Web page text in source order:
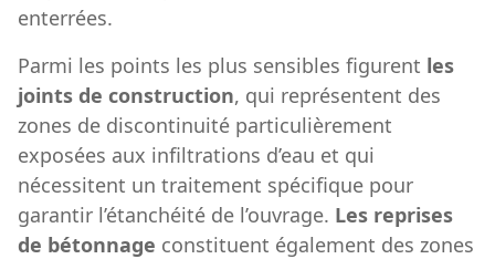
enterrées.
Parmi les points les plus sensibles figurent les
joints de construction, qui représentent des
zones de discontinuité particulièrement
exposées aux infiltrations d’eau et qui
nécessitent un traitement spécifique pour
garantir l’étanchéité de l’ouvrage. Les reprises
de bétonnage constituent également des zones